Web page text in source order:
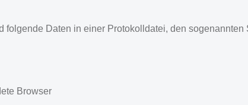
Daten in einer Protokolldatei, den sogenannten
Browser